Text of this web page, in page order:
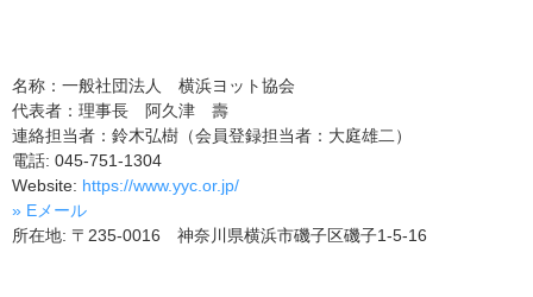
名称：一般社団法人 横浜ヨット協会
代表者：理事長 阿久津 壽
連絡担当者：鈴木弘樹（会員登録担当者：大庭雄二）
電話: 045-751-1304
Website: https://www.yyc.or.jp/
» Eメール
所在地: 〒235-0016 神奈川県横浜市磯子区磯子1-5-16